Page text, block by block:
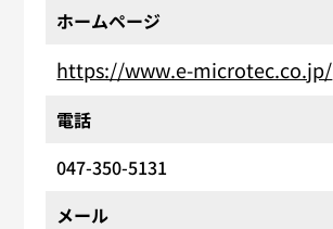
ホームページ
https://www.e-microtec.co.jp/
電話
047-350-5131
メール